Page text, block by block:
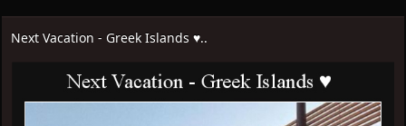
Next Vacation - Greek Islands ♥..